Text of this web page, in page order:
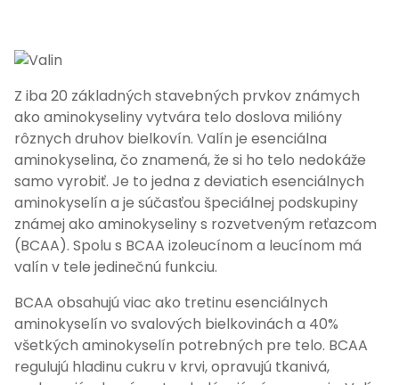
Z iba 20 základných stavebných prvkov známych
ako aminokyseliny vytvára telo doslova milióny
rôznych druhov bielkovín. Valín je esenciálna
aminokyselina, čo znamená, že si ho telo nedokáže
samo vyrobiť. Je to jedna z deviatich esenciálnych
aminokyselín a je súčasťou špeciálnej podskupiny
známej ako aminokyseliny s rozvetveným reťazcom
(BCAA). Spolu s BCAA izoleucínom a leucínom má
valín v tele jedinečnú funkciu.
BCAA obsahujú viac ako tretinu esenciálnych
aminokyselín vo svalových bielkovinách a 40%
všetkých aminokyselín potrebných pre telo. BCAA
regulujú hladinu cukru v krvi, opravujú tkanivá,